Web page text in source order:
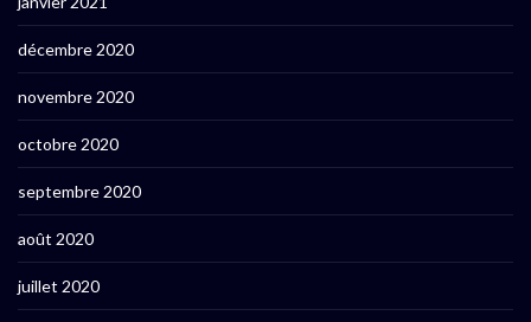
décembre 2020
novembre 2020
octobre 2020
septembre 2020
août 2020
juillet 2020